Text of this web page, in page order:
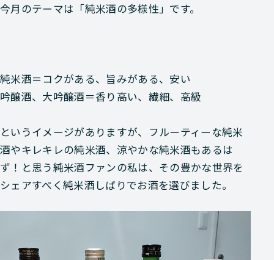
今月のテーマは 「純米酒の多様性」 です。
純米酒＝コクがある、旨みがある、安い
吟醸酒、大吟醸酒＝香り高い、繊細、高級
というイメージがありますが、フルーティーな純米
酒やキレキレの純米酒、涼やかな純米酒もあるは
ず！と思う純米酒ファンの私は、その豊かな世界を
シェアすべく純米酒しばりでお酒を選びました。